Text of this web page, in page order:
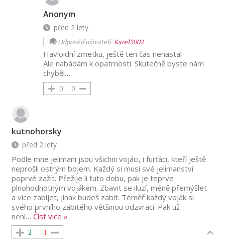
Anonym
před 2 lety
Odpověď uživateliKarel2002
Havloidní zmetku, ještě ten čas nenastal
Ale nabádám k opatrnosti. Skutečně byste nám
chyběl…
0 0
kutnohorsky
před 2 lety
Podle mne jelimani jsou všichni vojáci, i furťáci, kteří ještě
neprošli ostrým bojem. Každý si musí své jelimanství
poprvé zažít. Přežije li tuto dobu, pak je teprve
plnohodnotným vojákem. Zbavit se iluzí, méně přemýšlet
a více zabíjet, jinak budeš zabit. Téměř každý voják si
svého prvního zabitého většinou odzvrací. Pak už
není… Číst vice »
2 -1